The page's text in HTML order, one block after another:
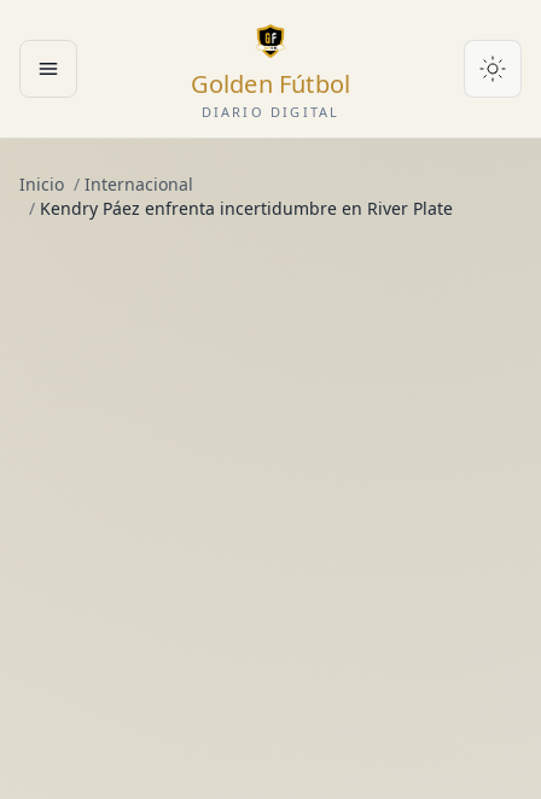
Abrir menú Golden Fútbol
DIARIO DIGITAL
Inicio / Internacional
/ Kendry Páez enfrenta incertidumbre en River Plate